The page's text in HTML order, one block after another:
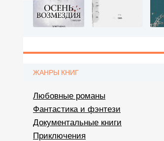
ЖАНРЫ КНИГ
Любовные романы
Фантастика и фэнтези
Документальные книги
Приключения